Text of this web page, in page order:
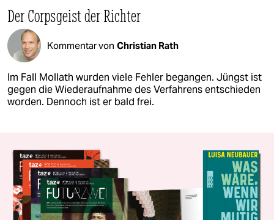
Der Corpsgeist der Richter
Kommentar von Christian Rath
Im Fall Mollath wurden viele Fehler begangen. Jüngst ist
gegen die Wiederaufnahme des Verfahrens entschieden
worden. Dennoch ist er bald frei.